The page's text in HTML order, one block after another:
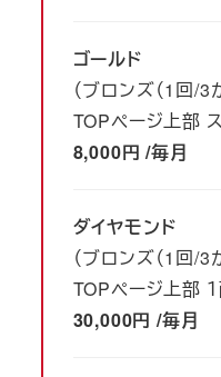
ゴールド
（ブロンズ（1回/3
TOPページ上部
8,000円 /毎月
ダイヤモンド
（ブロンズ（1回/3
TOPページ上部
30,000円 /毎月